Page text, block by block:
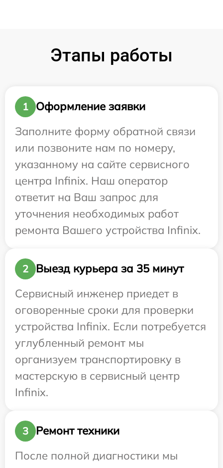
Этапы работы
1
Оформление заявки
Заполните форму обратной связи
или позвоните нам по номеру,
указанному на сайте сервисного
центра Infinix. Наш оператор
ответит на Ваш запрос для
уточнения необходимых работ
ремонта Вашего устройства Infinix.
2
Выезд курьера за 35 минут
Сервисный инженер приедет в
оговоренные сроки для проверки
устройства Infinix. Если потребуется
углубленный ремонт мы
организуем транспортировку в
мастерскую в сервисный центр
Infinix.
3
Ремонт техники
После полной диагностики мы